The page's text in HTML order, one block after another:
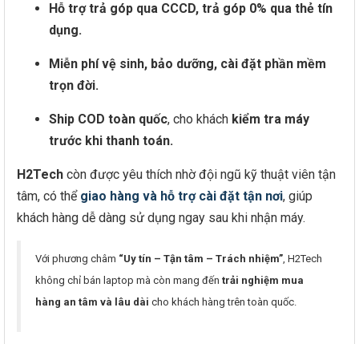
Hỗ trợ trả góp qua CCCD, trả góp 0% qua thẻ tín
dụng.
Miễn phí vệ sinh, bảo dưỡng, cài đặt phần mềm
trọn đời.
Ship COD toàn quốc, cho khách kiểm tra máy
trước khi thanh toán.
H2Tech còn được yêu thích nhờ đội ngũ kỹ thuật viên tận
tâm, có thể giao hàng và hỗ trợ cài đặt tận nơi, giúp
khách hàng dễ dàng sử dụng ngay sau khi nhận máy.
Với phương châm “Uy tín – Tận tâm – Trách nhiệm”, H2Tech
không chỉ bán laptop mà còn mang đến trải nghiệm mua
hàng an tâm và lâu dài cho khách hàng trên toàn quốc.